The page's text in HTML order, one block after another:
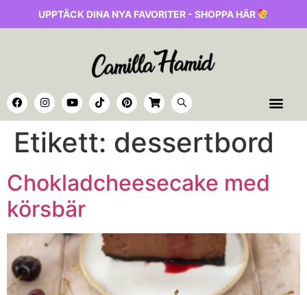
UPPTÄCK DINA NYA FAVORITER - SHOPPA HÄR
Etikett: dessertbord
Chokladcheesecake med
körsbär